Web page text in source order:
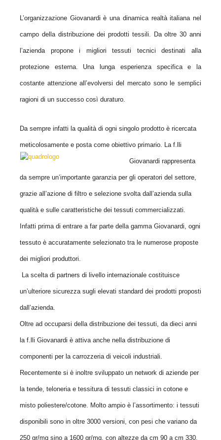
L’organizzazione Giovanardi è una dinamica realtà italiana nel
campo della distribuzione dei prodotti tessili. Da oltre 30 anni
l’azienda propone i migliori tessuti tecnici destinati alla
protezione esterna. Una lunga esperienza specifica e la
costante attenzioneall’evolversi del mercato sono le semplici
ragioni di un successo così duraturo.
Da sempre infatti la qualità di ogni singolo prodotto è ricercata
meticolosamente e posta come obiettivo primario. La f.lli
Giovanardi rappresenta
da sempre un’importante garanzia per gli operatori del settore,
grazie all’azione di filtro e selezione svolta dall’azienda sulla
qualità e sulle caratteristiche dei tessuti commercializzati.
Infatti prima di entrare a far parte della gamma Giovanardi, ogni
tessuto è accuratamente selezionato tra le numerose proposte
dei migliori produttori.
La scelta di partners di livello internazionale costituisce
un’ulteriore sicurezza sugli elevati standard dei prodotti proposti
dall’azienda.
Oltre ad occuparsi della distribuzione dei tessuti, da dieci anni
la f.lli Giovanardi è attiva anche nella distribuzione di
componenti per la carrozzeria di veicoli industriali.
Recentemente si è inoltre sviluppato un network di aziende per
la tende, teloneria e tessitura di tessuti classici in cotone e
misto poliestere/cotone. Molto ampio è l’assortimento: i tessuti
disponibili sono in oltre 3000 versioni, con pesi che variano da
250 gr/mq sino a 1600 gr/mq, con altezze da cm 90 a cm 330.